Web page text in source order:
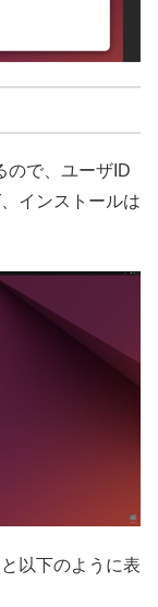
ので、ユーザID
インストールは
以下のように表